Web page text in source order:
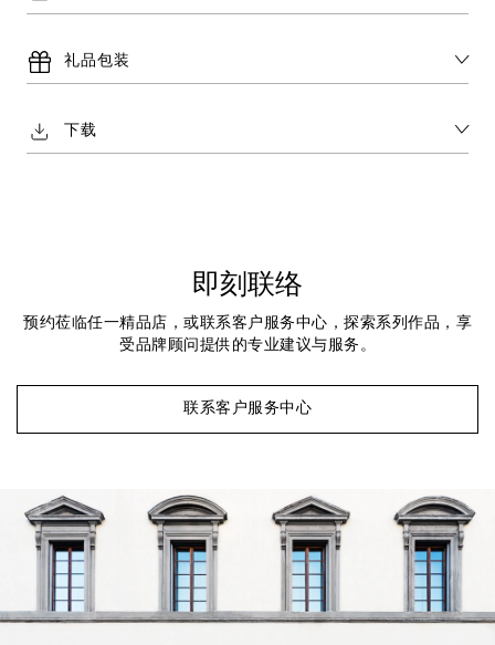
礼品包装
下载
即刻联络
预约莅临任一精品店，或联系客户服务中心，探索系列作品，享
受品牌顾问提供的专业建议与服务。
联系客户服务中心